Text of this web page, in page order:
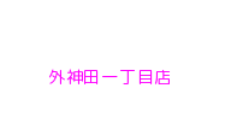
外神田一丁目店